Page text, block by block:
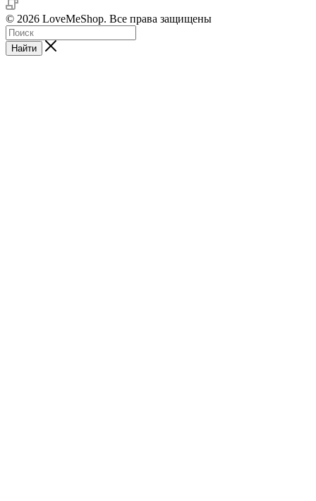
© 2026 LoveMeShop. Все права защищены
Найти